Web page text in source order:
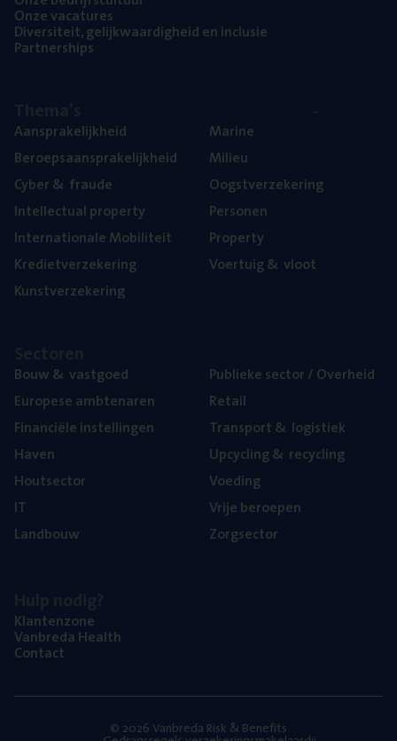
Onze vaca­tu­res
Diver­si­teit, gelijk­waar­dig­heid en inclusie
Part­ner­ships
Aan­spra­ke­lijk­heid
Beroeps­aan­spra­ke­lijk­heid
Cyber& fraude
Intel­lec­tu­al property
Inter­na­ti­o­na­le Mobiliteit
Kre­diet­ver­ze­ke­ring
Kunst­ver­ze­ke­ring
Mari­ne
Mili­eu
Oogst­ver­ze­ke­ring
Per­so­nen
Pro­per­ty
Voer­tuig& vloot
Bouw& vastgoed
Euro­pe­se ambtenaren
Finan­ci­ë­le instellingen
Haven
Hout­sec­tor
IT
Land­bouw
Publie­ke sec­tor / Overheid
Retail
Trans­port& logistiek
Upcy­cling& recycling
Voe­ding
Vrije beroe­pen
Zorg­sec­tor
Klan­ten­zo­ne
Van­b­re­da Health
Con­tact
© 2026 Vanbreda Risk & Benefits